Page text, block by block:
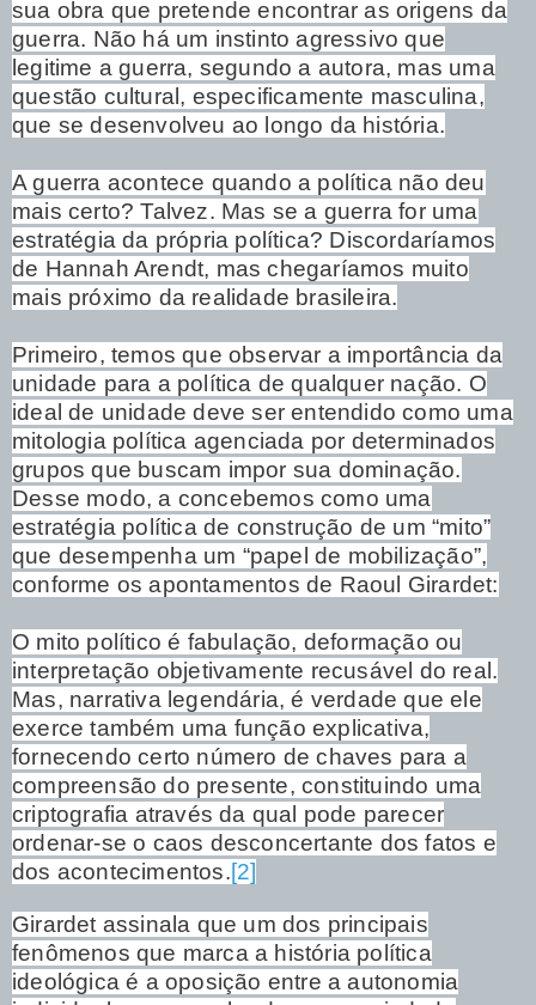
sua obra que pretende encontrar as origens da
guerra. Não há um instinto agressivo que
legitime a guerra, segundo a autora, mas uma
questão cultural, especificamente masculina,
que se desenvolveu ao longo da história.
A guerra acontece quando a política não deu
mais certo? Talvez. Mas se a guerra for uma
estratégia da própria política? Discordaríamos
de Hannah Arendt, mas chegaríamos muito
mais próximo da realidade brasileira.
Primeiro, temos que observar a importância da
unidade para a política de qualquer nação. O
ideal de unidade deve ser entendido como uma
mitologia política agenciada por determinados
grupos que buscam impor sua dominação.
Desse modo, a concebemos como uma
estratégia política de construção de um “mito”
que desempenha um “papel de mobilização”,
conforme os apontamentos de Raoul Girardet:
O mito político é fabulação, deformação ou
interpretação objetivamente recusável do real.
Mas, narrativa legendária, é verdade que ele
exerce também uma função explicativa,
fornecendo certo número de chaves para a
compreensão do presente, constituindo uma
criptografia através da qual pode parecer
ordenar-se o caos desconcertante dos fatos e
dos acontecimentos.[2]
Girardet assinala que um dos principais
fenômenos que marca a história política
ideológica é a oposição entre a autonomia